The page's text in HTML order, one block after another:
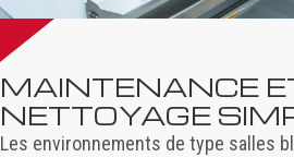
MAINTENANCE
NETTOYAGE
Les environnements de type salles